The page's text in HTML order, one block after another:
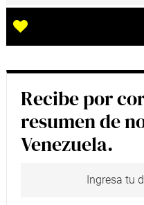
Recibe por
resumen de
Venezuela.